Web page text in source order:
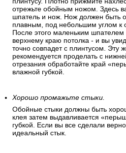
отрежьте обойным ножом. Здесь
шпатель и нож. Нож должен быть
плавным, под небольшим углом к
После этого маленьким шпателем
верхнему краю потолка - и вы
точно совпадет с плинтусом. Эту
рекомендуется проделать с
отрезания обработайте край
влажной губкой.
Хорошо промажьте стыки.
Обойные стыки должны быть
клея затем выдавливается
губкой. Если вы все сделали
идеальный стык.